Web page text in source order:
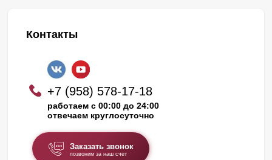
Контакты
+7 (958) 578-17-18
работаем с 00:00 до 24:00
отвечаем круглосуточно
Заказать звонок
позвоним за наш счет